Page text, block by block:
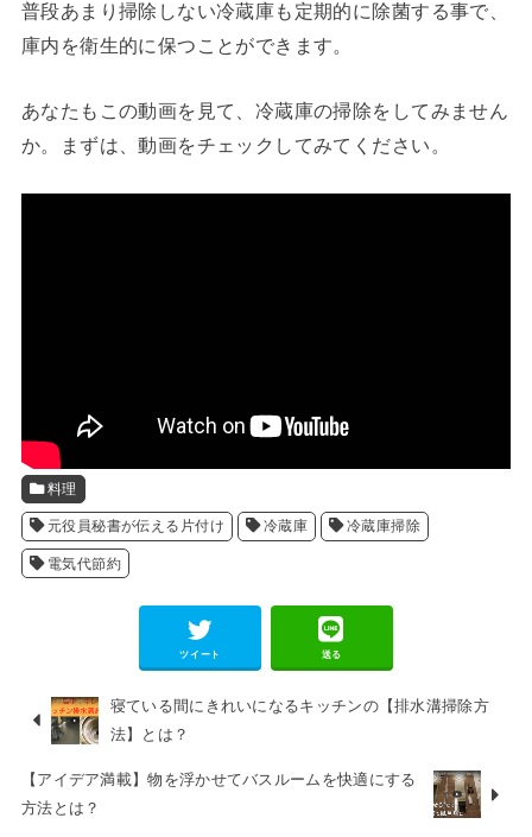
普段あまり掃除しない冷蔵庫も定期的に除菌する事で、
庫内を衛生的に保つことができます。
あなたもこの動画を見て、冷蔵庫の掃除をしてみません
か。まずは、動画をチェックしてみてください。
料理
元役員秘書が伝える片付け 冷蔵庫 冷蔵庫掃除
電気代節約
ツイート 送る
寝ている間にきれいになるキッチンの【排水溝掃除方
法】とは？
【アイデア満載】物を浮かせてバスルームを快適にする
方法とは？